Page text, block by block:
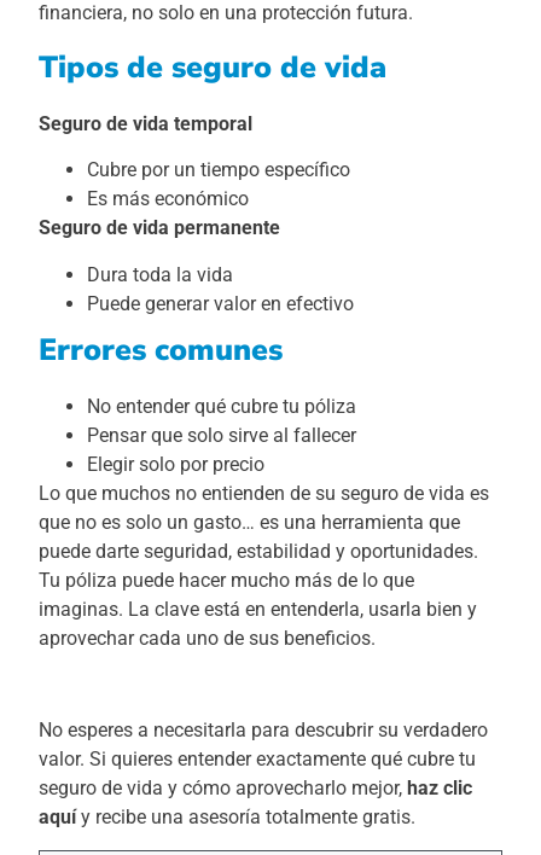
financiera, no solo en una protección futura.
Tipos de seguro de vida
Seguro de vida temporal
Cubre por un tiempo específico
Es más económico
Seguro de vida permanente
Dura toda la vida
Puede generar valor en efectivo
Errores comunes
No entender qué cubre tu póliza
Pensar que solo sirve al fallecer
Elegir solo por precio
Lo que muchos no entienden de su seguro de vida es
que no es solo un gasto… es una herramienta que
puede darte seguridad, estabilidad y oportunidades.
Tu póliza puede hacer mucho más de lo que
imaginas. La clave está en entenderla, usarla bien y
aprovechar cada uno de sus beneficios.
No esperes a necesitarla para descubrir su verdadero
valor. Si quieres entender exactamente qué cubre tu
seguro de vida y cómo aprovecharlo mejor, haz clic
aquíy recibe una asesoría totalmente gratis.